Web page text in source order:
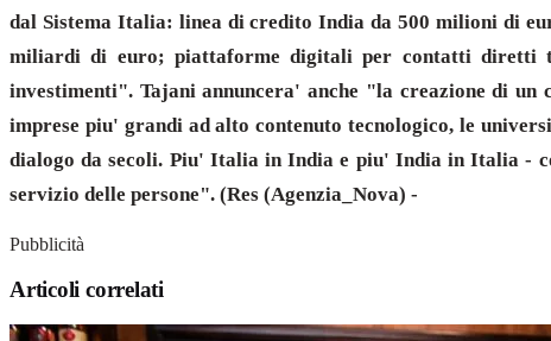
dal Sistema Italia: linea di credito India da 500 milioni di
miliardi di euro; piattaforme digitali per contatti diretti
investimenti". Tajani annuncera' anche "la creazione di
imprese piu' grandi ad alto contenuto tecnologico, le
dialogo da secoli. Piu' Italia in India e piu' India in Italia -
servizio delle persone". (Res (Agenzia_Nova) -
Pubblicità
Articoli correlati